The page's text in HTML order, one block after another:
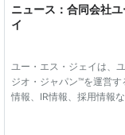
オズ」及びミュー
ィ・ユニバーサ
ルピー他ユニバー
ル・スタジオ・
ニュース：合同会社
イ
ユー・エス・ジェイは、
ジオ・ジャパン™を運営
情報、IR情報、採用情報